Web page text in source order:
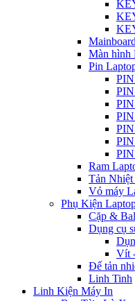
Màn hình
Pin
Ram
Tản
Vỏ máy
Phụ Kiện
Cặp &
Dụng cụ
Vít
Đế tản
Linh Tinh
Linh Kiện Máy In